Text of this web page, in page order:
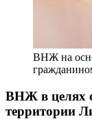
ВНЖ на
ВНЖ в целях
территории